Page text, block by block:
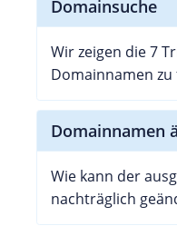
Domainsuche
Wir zeigen die 7
Domainnamen zu
Domainnamen
Wie kann der
nachträglich